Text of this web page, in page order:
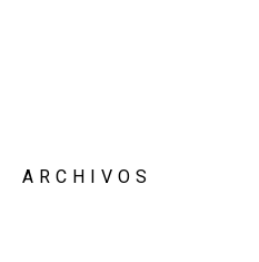
ARCHIVOS